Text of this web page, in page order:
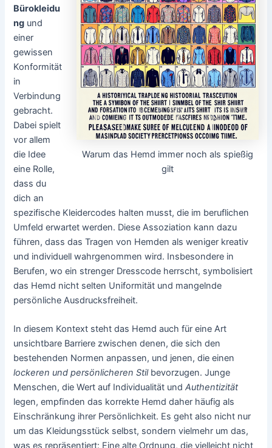
Warum das Hemd immer noch als spießig
gilt
Bürokleidu
ng und
einer
gewissen
Konformität
in
Verbindung
gebracht.
Dabei spielt
vor allem
die Idee
eine Rolle,
dass du
dich an
spezifische Kleidercodes halten musst, die im beruflichen
Umfeld erwartet werden. Diese Assoziation kann dazu
führen, dass das Tragen von Hemden als weniger kreativ
und individuell wahrgenommen wird. Insbesondere in
Berufen, wo ein strenger Dresscode herrscht, symbolisiert
das Hemd nicht selten Uniformität und mangelnde
persönliche Ausdrucksfreiheit.
In diesem Kontext steht das Hemd auch für eine Art
unsichtbare Barriere zwischen denen, die sich den
bestehenden Normen anpassen, und jenen, die einen
lockeren und persönlicheren Stilbevorzugen. Junge
Menschen, die Wert auf Individualität undAuthentizität
legen, empfinden das korrekte Hemd daher häufig als
Einschränkung ihrer Persönlichkeit. Es geht also nicht nur
um das Kleidungsstück selbst, sondern vielmehr um das,
was es repräsentiert: Eine alte Ordnung, die vielleicht nicht